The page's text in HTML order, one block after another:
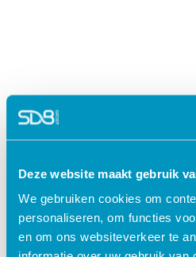
Deze website maakt gebruik
We gebruiken cookies om
personaliseren, om functies
en om ons websiteverkeer te
Jouw data veilig in